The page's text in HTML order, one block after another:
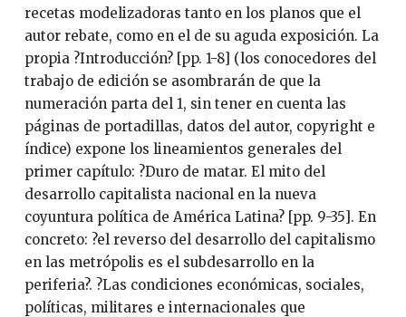
recetas modelizadoras tanto en los planos que el
autor rebate, como en el de su aguda exposición. La
propia ?Introducción? [pp. 1-8] (los conocedores del
trabajo de edición se asombrarán de que la
numeración parta del 1, sin tener en cuenta las
páginas de portadillas, datos del autor, copyright e
índice) expone los lineamientos generales del
primer capítulo: ?Duro de matar. El mito del
desarrollo capitalista nacional en la nueva
coyuntura política de América Latina? [pp. 9-35]. En
concreto: ?el reverso del desarrollo del capitalismo
en las metrópolis es el subdesarrollo en la
periferia?. ?Las condiciones económicas, sociales,
políticas, militares e internacionales que